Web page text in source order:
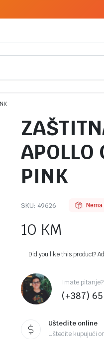
APOLLO
PINK
SKU: 49626
10 KM
Did you like this product?
Imate
(+387)
Uštedite online
Uštedite kupujući